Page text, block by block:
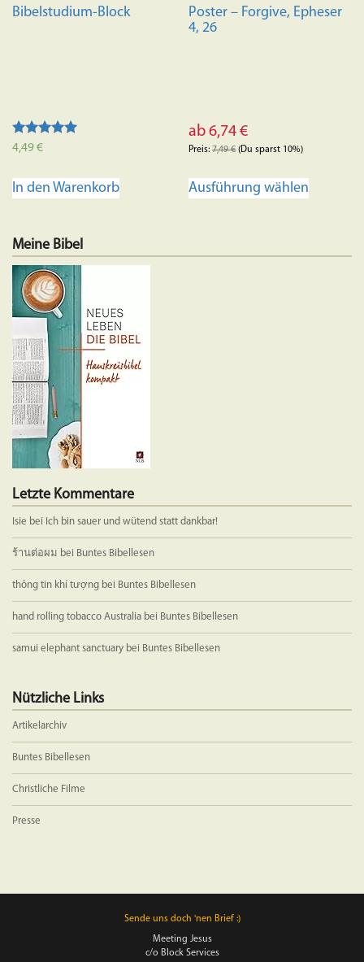
Bibelstudium-Block
Bewertet
von 5
4,49€
In den Warenkorb
Poster – Forgive, Epheser
4, 26
ab6,74€
Preis:7,49€(Du sparst 10%)
Ausführung wählen
Meine Bibel
Letzte Kommentare
Isie bei Ich bin sauer und wütend statt dankbar!
ร้านต่อผม bei Buntes Bibellesen
thông tin khí tượng bei Buntes Bibellesen
hand rolling tobacco Australia bei Buntes Bibellesen
samui elephant sanctuary bei Buntes Bibellesen
Nützliche Links
Artikelarchiv
Buntes Bibellesen
Christliche Filme
Presse
Sende uns doch 'nen Brief :)
Meeting Jesus
c/o Block Services